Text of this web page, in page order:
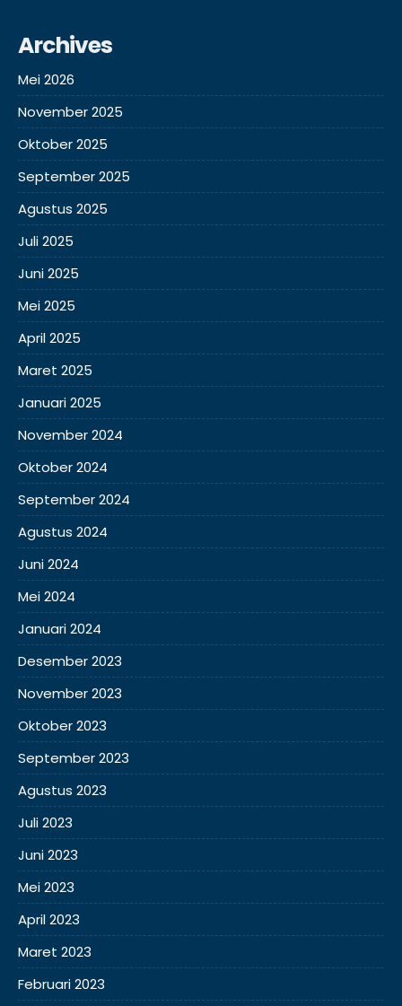
Archives
Mei 2026
November 2025
Oktober 2025
September 2025
Agustus 2025
Juli 2025
Juni 2025
Mei 2025
April 2025
Maret 2025
Januari 2025
November 2024
Oktober 2024
September 2024
Agustus 2024
Juni 2024
Mei 2024
Januari 2024
Desember 2023
November 2023
Oktober 2023
September 2023
Agustus 2023
Juli 2023
Juni 2023
Mei 2023
April 2023
Maret 2023
Februari 2023